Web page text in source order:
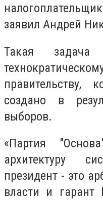
заявил Андрей
Такая
правительству,
создано в
выборов.
«Партия
архитектуру
президент - это
власти и гарант